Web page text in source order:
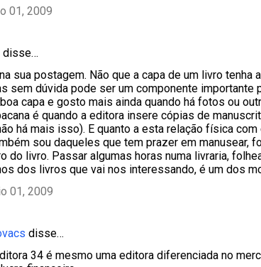
01, 2009
disse…
sua postagem. Não que a capa de um livro tenha
sem dúvida pode ser um componente importante
capa e gosto mais ainda quando há fotos ou
é quando a editora insere cópias de
há mais isso). E quanto a esta relação física
sou daqueles que tem prazer em manusear,
do livro. Passar algumas horas numa livraria,
dos livros que vai nos interessando, é um dos
01, 2009
disse…
34 é mesmo uma editora diferenciada no